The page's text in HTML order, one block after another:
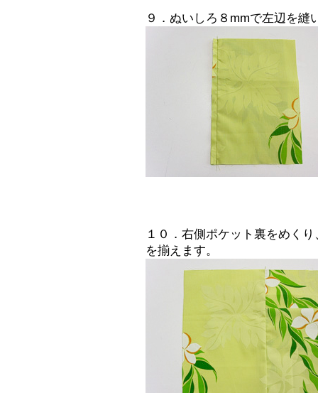
９．ぬいしろ８mmで左辺を縫
１０．右側ポケット裏をめく
を揃えます。